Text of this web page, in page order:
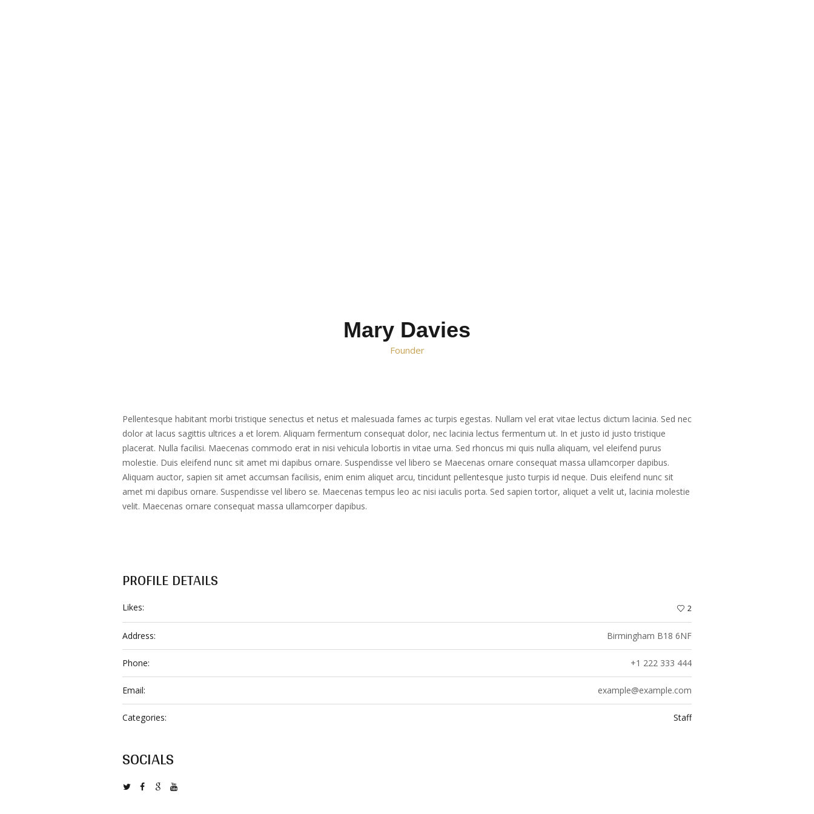
Mary Davies
Founder
Pellentesque habitant morbi tristique senectus et netus et malesuada fames ac turpis egestas. Nullam vel erat vitae lectus dictum lacinia. Sed nec
dolor at lacus sagittis ultrices a et lorem. Aliquam fermentum consequat dolor, nec lacinia lectus fermentum ut. In et justo id justo tristique
placerat. Nulla facilisi. Maecenas commodo erat in nisi vehicula lobortis in vitae urna. Sed rhoncus mi quis nulla aliquam, vel eleifend purus
molestie. Duis eleifend nunc sit amet mi dapibus ornare. Suspendisse vel libero se Maecenas ornare consequat massa ullamcorper dapibus.
Aliquam auctor, sapien sit amet accumsan facilisis, enim enim aliquet arcu, tincidunt pellentesque justo turpis id neque. Duis eleifend nunc sit
amet mi dapibus ornare. Suspendisse vel libero se. Maecenas tempus leo ac nisi iaculis porta. Sed sapien tortor, aliquet a velit ut, lacinia molestie
velit. Maecenas ornare consequat massa ullamcorper dapibus.
PROFILE DETAILS
Likes: 2
Address: Birmingham B18 6NF
Phone: +1 222 333 444
Email: example@example.com
Categories: Staff
SOCIALS